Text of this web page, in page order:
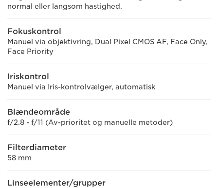
normal eller langsom hastighed.
Fokuskontrol
Manuel via objektivring, Dual Pixel CMOS AF, Face Only,
Face Priority
Iriskontrol
Manuel via Iris-kontrolvælger, automatisk
Blændeområde
f/2.8 - f/11 (Av-prioritet og manuelle metoder)
Filterdiameter
58 mm
Linseelementer/grupper